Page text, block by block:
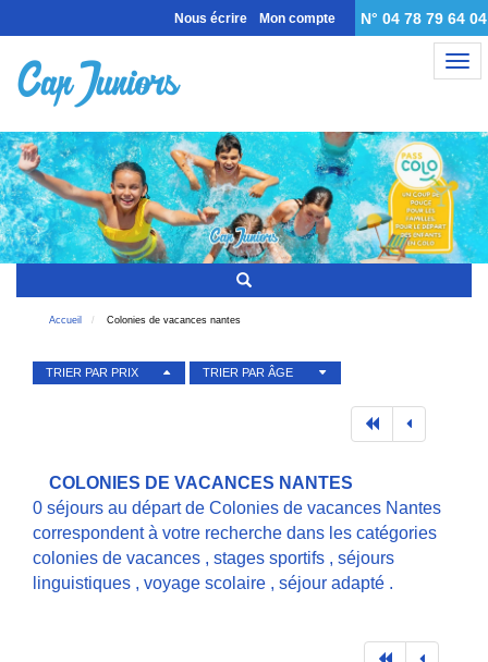
Nous écrire Mon compte N° 04 78 79 64 04
Accueil Colonies de vacances nantes
TRIER PAR PRIX TRIER PAR ÂGE
COLONIES DE VACANCES NANTES
0 séjours au départ de Colonies de vacances Nantes
correspondent à votre recherche dans les catégories
colonies de vacances , stages sportifs , séjours
linguistiques , voyage scolaire , séjour adapté .